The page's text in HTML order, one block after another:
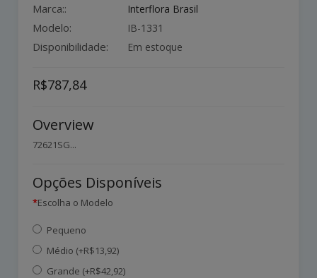
Marca:: Interflora Brasil
Modelo: IB-1331
Disponibilidade: Em estoque
R$787,84
Overview
72621SG...
Opções Disponíveis
Escolha o Modelo
Pequeno
Médio (+R$13,92)
Grande (+R$42,92)